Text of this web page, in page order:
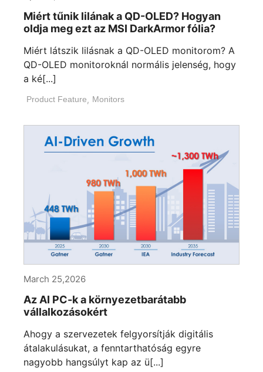
Miért tűnik lilának a QD-OLED? Hogyan
oldja meg ezt az MSI DarkArmor fólia?
Miért látszik lilásnak a QD-OLED monitorom? A
QD-OLED monitoroknál normális jelenség, hogy
a ké[...]
Product Feature, Monitors
March 25,2026
Az AI PC-k a környezetbarátabb
vállalkozásokért
Ahogy a szervezetek felgyorsítják digitális
átalakulásukat, a fenntarthatóság egyre
nagyobb hangsúlyt kap az ü[...]